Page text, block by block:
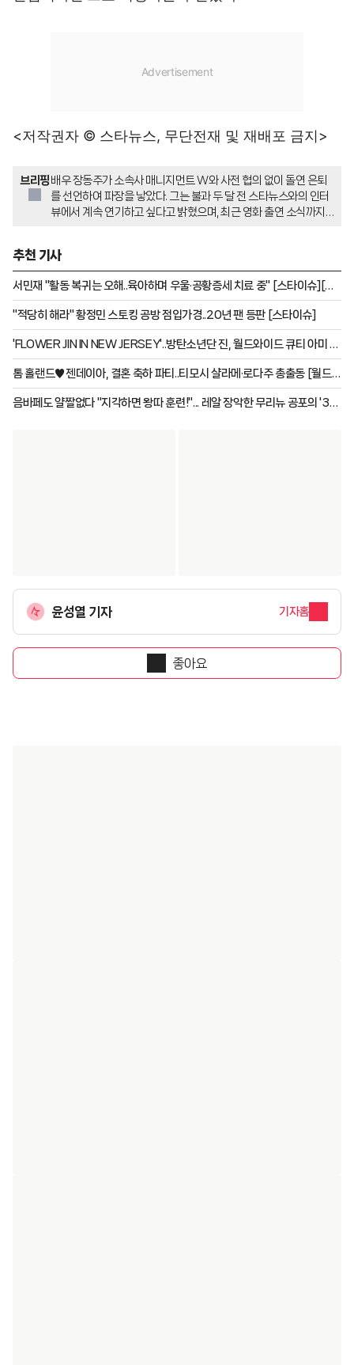
<저작권자 © 스타뉴스, 무단전재 및 재배포 금지>
브리핑배우 장동주가 소속사 매니지먼트 W와 사전 협의 없이 돌연 은퇴
를 선언하여 파장을 낳았다. 그는 불과 두 달 전 스타뉴스와의 인터
뷰에서 계속 연기하고 싶다고 밝혔으며, 최근 영화 출연 소식까지
로 알려졌으며, 장동주는 은퇴 배경에 대해 나중에 공식적으로 정리
해 말하겠다고 밝혔다.
추천 기사
서민재 "활동 복귀는 오해..육아하며 우울·공황증세 치료 중" [스타이슈][전
문]
"적당히 해라" 황정민 스토킹 공방 점입가경..20년 팬 등판 [스타이슈]
'FLOWER JIN IN NEW JERSEY'..방탄소년단 진, 월드와이드 큐티 아미 녹
인 월드와이드 핸섬 환상 라이브
톰 홀랜드♥젠데이아, 결혼 축하 파티..티모시 샬라메·로다주 총출동 [월드
스타이슈]
음바페도 얄짤없다 "지각하면 왕따 훈련!"... 레알 장악한 무리뉴 공포의 '3대
윤성열 기자 기자홈
좋아요